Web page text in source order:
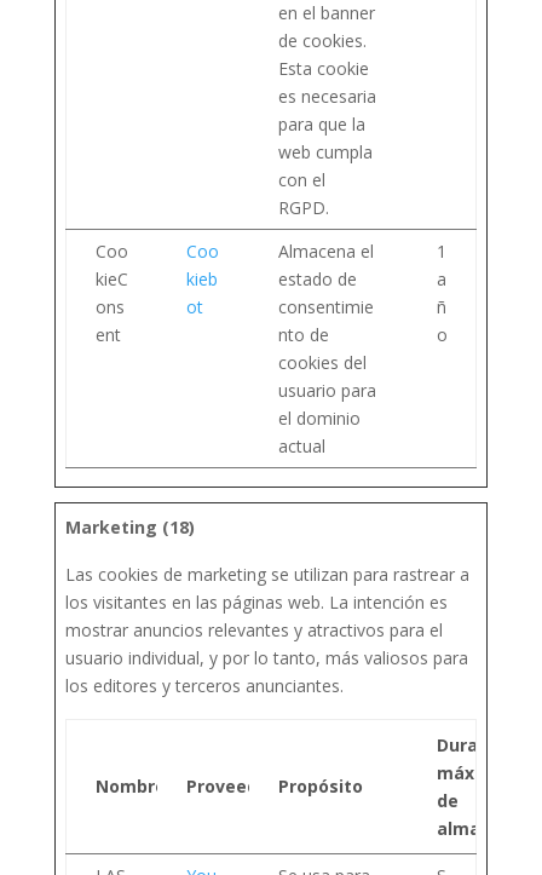
en el banner
de cookies.
Esta cookie
es necesaria
para que la
web cumpla
con el
RGPD.
Coo
kieC
ons
ent
Coo
kieb
ot
Almacena el
estado de
consentimie
nto de
cookies del
usuario para
el dominio
actual
1
a
ñ
o
Marketing (18)
Las cookies de marketing se utilizan para rastrear a
los visitantes en las páginas web. La intención es
mostrar anuncios relevantes y atractivos para el
usuario individual, y por lo tanto, más valiosos para
los editores y terceros anunciantes.
Nombre Proveedor Propósito
Duración
máxima
de